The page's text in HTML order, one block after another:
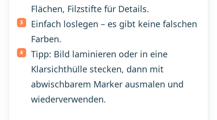
Flächen, Filzstifte für Details.
Einfach loslegen – es gibt keine falschen
Farben.
Tipp: Bild laminieren oder in eine
Klarsichthülle stecken, dann mit
abwischbarem Marker ausmalen und
wiederverwenden.